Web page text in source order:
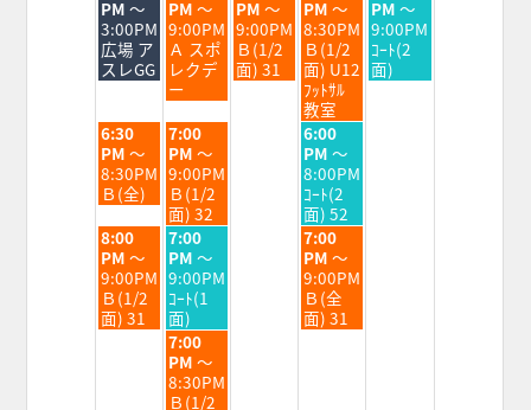
曜
日,
8
月
11th
PM ～
3:00PM
広場 ア
スレGG
曜
日,
8
月
12th
2026
PM ～
9:00PM
Ａ スポ
レクデ
ー
曜
日,
8
月
13th
PM ～
9:00PM
Ｂ(1/2
面) 31
曜
日,
8
月
14th
2026
PM ～
8:30PM
Ｂ(1/2
面) U12
ﾌｯﾄｻﾙ
教室
曜
日,
8
月
15th
PM ～
9:00PM
ｺｰﾄ(2
面)
火
曜
日,
8
月
11th
2026
6:30
PM ～
8:30PM
Ｂ(全)
水
曜
日,
8
月
12th
2026
7:00
PM ～
9:00PM
Ｂ(1/2
面) 32
金
曜
日,
8
月
14th
2026
6:00
PM ～
8:00PM
ｺｰﾄ(2
面) 52
火
曜
日,
8
月
11th
8:00
PM ～
9:00PM
Ｂ(1/2
面) 31
水
曜
日,
8
月
12th
2026
7:00
PM ～
9:00PM
ｺｰﾄ(1
面)
金
曜
日,
8
月
14th
7:00
PM ～
9:00PM
Ｂ(全
面) 31
水
曜
日,
8
7:00
PM ～
8:30PM
Ｂ(1/2